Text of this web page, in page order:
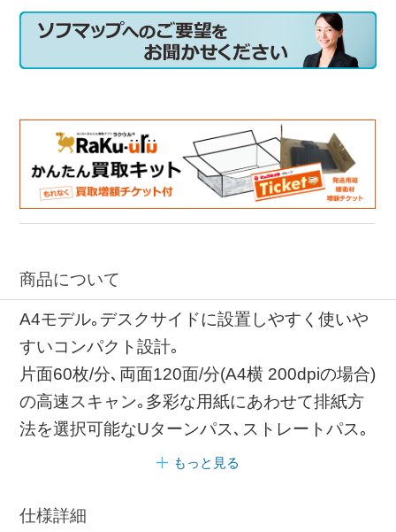
商品について
A4モデル｡デスクサイドに設置しやすく使いや
すいコンパクト設計｡
片面60枚/分､両面120面/分(A4横 200dpiの場合)
の高速スキャン｡多彩な用紙にあわせて排紙方
法を選択可能なUターンパス､ストレートパス｡
もっと見る
仕様詳細